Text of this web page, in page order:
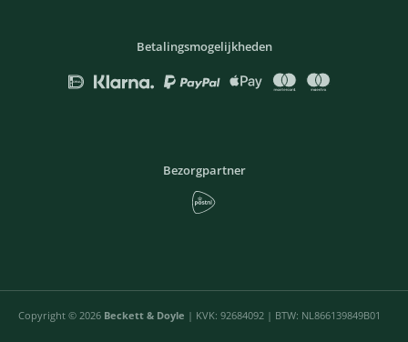
Betalingsmogelijkheden
Bezorgpartner
Copyright © 2026 Beckett & Doyle | KVK: 92684092 | BTW: NL866139849B01